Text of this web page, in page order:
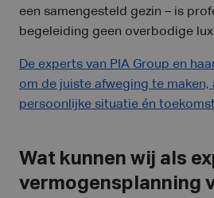
een samengesteld gezin – is
begeleiding geen overbodige
De experts van PIA Group en
om de juiste afweging te
persoonlijke situatie én
Wat kunnen wij als
vermogensplanning